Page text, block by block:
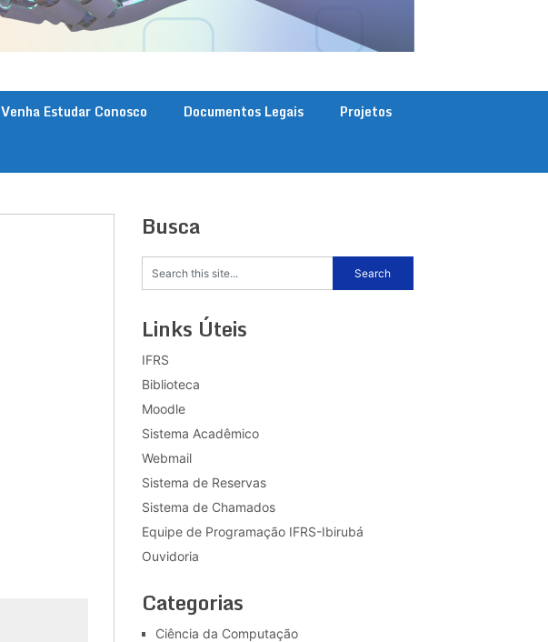
Venha Estudar Conosco Documentos Legais
Projetos
Busca
Links Úteis
IFRS
Biblioteca
Moodle
Sistema Acadêmico
Webmail
Sistema de Reservas
Sistema de Chamados
Equipe de Programação IFRS-Ibirubá
Ouvidoria
Categorias
Ciência da Computação